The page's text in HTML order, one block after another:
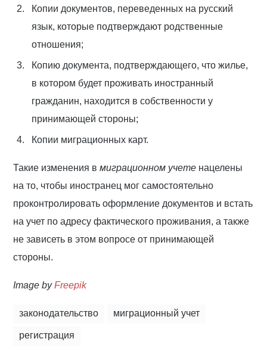
Копии документов, переведенных на русский
язык, которые подтверждают родственные
отношения;
Копию документа, подтверждающего, что жилье,
в котором будет проживать иностранный
гражданин, находится в собственности у
принимающей стороны;
Копии миграционных карт.
Такие изменения вмиграционном учете нацелены
на то, чтобы иностранец мог самостоятельно
проконтролировать оформление документов и встать
на учет по адресу фактического проживания, а также
не зависеть в этом вопросе от принимающей
стороны.
Image byFreepik
законодательство миграционный учет
регистрация